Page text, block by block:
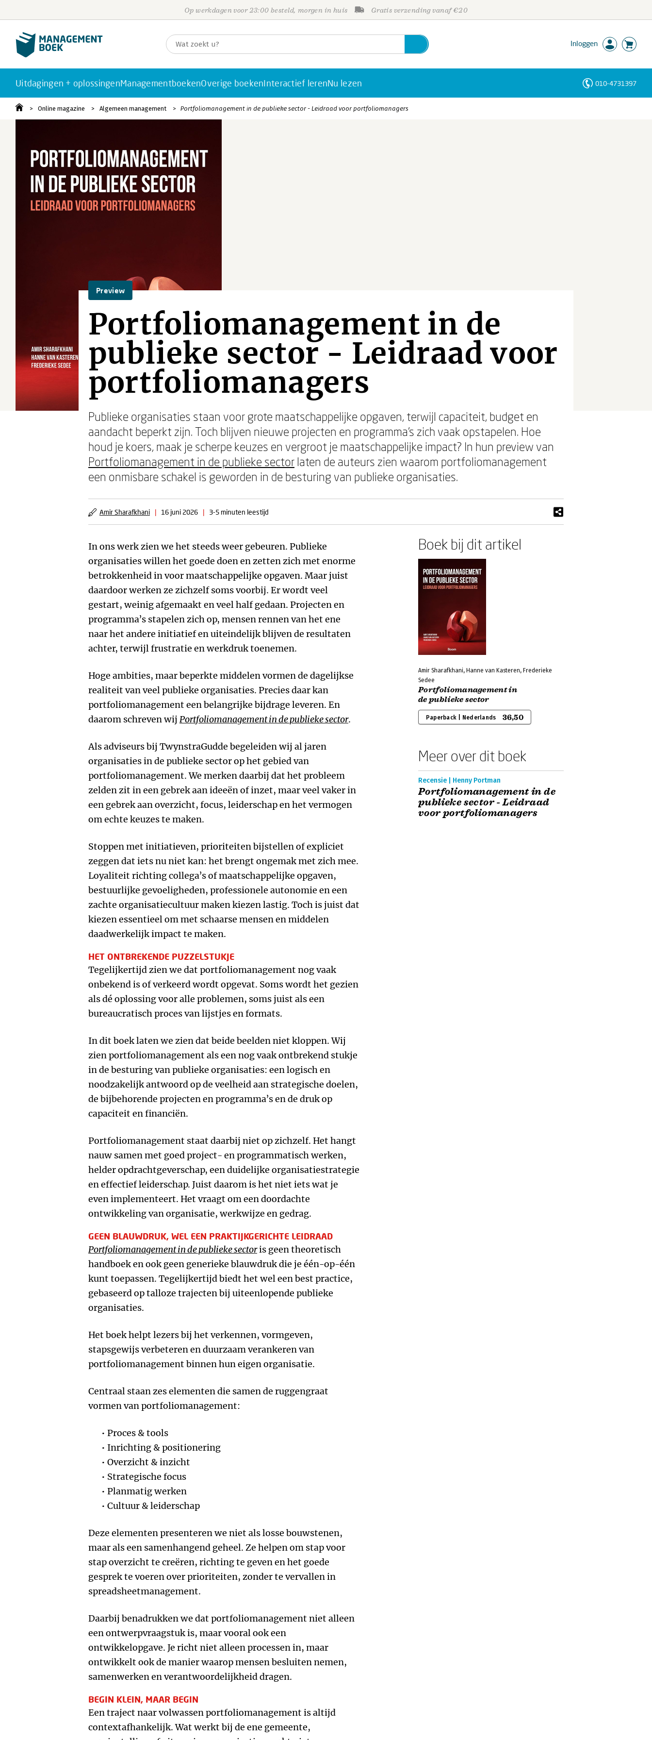
Op werkdagen voor 23:00 besteld, morgen in huis Gratis verzending vanaf €20
Inloggen
Uitdagingen + oplossingenManagementboekenOverige boekenInteractief lerenNu lezen 010-4731397
Online magazine Algemeen management Portfoliomanagement in de publieke sector - Leidraad voor portfoliomanagers
Preview
Portfoliomanagement in de
publieke sector - Leidraad voor
portfoliomanagers
Publieke organisaties staan voor grote maatschappelijke opgaven, terwijl capaciteit, budget en
aandacht beperkt zijn. Toch blijven nieuwe projecten en programma’s zich vaak opstapelen. Hoe
houd je koers, maak je scherpe keuzes en vergroot je maatschappelijke impact? In hun preview van
Portfoliomanagement in de publieke sector laten de auteurs zien waarom portfoliomanagement
een onmisbare schakel is geworden in de besturing van publieke organisaties.
Amir Sharafkhani | 16 juni 2026 | 3-5 minuten leestijd
In ons werk zien we het steeds weer gebeuren. Publieke
organisaties willen het goede doen en zetten zich met enorme
betrokkenheid in voor maatschappelijke opgaven. Maar juist
daardoor werken ze zichzelf soms voorbij. Er wordt veel
gestart, weinig afgemaakt en veel half gedaan. Projecten en
programma’s stapelen zich op, mensen rennen van het ene
naar het andere initiatief en uiteindelijk blijven de resultaten
achter, terwijl frustratie en werkdruk toenemen.
Hoge ambities, maar beperkte middelen vormen de dagelijkse
realiteit van veel publieke organisaties. Precies daar kan
portfoliomanagement een belangrijke bijdrage leveren. En
daarom schreven wij Portfoliomanagement in de publieke sector.
Als adviseurs bij TwynstraGudde begeleiden wij al jaren
organisaties in de publieke sector op het gebied van
portfoliomanagement. We merken daarbij dat het probleem
zelden zit in een gebrek aan ideeën of inzet, maar veel vaker in
een gebrek aan overzicht, focus, leiderschap en het vermogen
om echte keuzes te maken.
Stoppen met initiatieven, prioriteiten bijstellen of expliciet
zeggen dat iets nu niet kan: het brengt ongemak met zich mee.
Loyaliteit richting collega’s of maatschappelijke opgaven,
bestuurlijke gevoeligheden, professionele autonomie en een
zachte organisatiecultuur maken kiezen lastig. Toch is juist dat
kiezen essentieel om met schaarse mensen en middelen
daadwerkelijk impact te maken.
HET ONTBREKENDE PUZZELSTUKJE
Tegelijkertijd zien we dat portfoliomanagement nog vaak
onbekend is of verkeerd wordt opgevat. Soms wordt het gezien
als dé oplossing voor alle problemen, soms juist als een
bureaucratisch proces van lijstjes en formats.
In dit boek laten we zien dat beide beelden niet kloppen. Wij
zien portfoliomanagement als een nog vaak ontbrekend stukje
in de besturing van publieke organisaties: een logisch en
noodzakelijk antwoord op de veelheid aan strategische doelen,
de bijbehorende projecten en programma’s en de druk op
capaciteit en financiën.
Portfoliomanagement staat daarbij niet op zichzelf. Het hangt
nauw samen met goed project- en programmatisch werken,
helder opdrachtgeverschap, een duidelijke organisatiestrategie
en effectief leiderschap. Juist daarom is het niet iets wat je
even implementeert. Het vraagt om een doordachte
ontwikkeling van organisatie, werkwijze en gedrag.
GEEN BLAUWDRUK, WEL EEN PRAKTIJKGERICHTE LEIDRAAD
Portfoliomanagement in de publieke sectoris geen theoretisch
handboek en ook geen generieke blauwdruk die je één-op-één
kunt toepassen. Tegelijkertijd biedt het wel een best practice,
gebaseerd op talloze trajecten bij uiteenlopende publieke
organisaties.
Het boek helpt lezers bij het verkennen, vormgeven,
stapsgewijs verbeteren en duurzaam verankeren van
portfoliomanagement binnen hun eigen organisatie.
Centraal staan zes elementen die samen de ruggengraat
vormen van portfoliomanagement:
Proces & tools
Inrichting & positionering
Overzicht & inzicht
Strategische focus
Planmatig werken
Cultuur & leiderschap
Deze elementen presenteren we niet als losse bouwstenen,
maar als een samenhangend geheel. Ze helpen om stap voor
stap overzicht te creëren, richting te geven en het goede
gesprek te voeren over prioriteiten, zonder te vervallen in
spreadsheetmanagement.
Daarbij benadrukken we dat portfoliomanagement niet alleen
een ontwerpvraagstuk is, maar vooral ook een
ontwikkelopgave. Je richt niet alleen processen in, maar
ontwikkelt ook de manier waarop mensen besluiten nemen,
samenwerken en verantwoordelijkheid dragen.
BEGIN KLEIN, MAAR BEGIN
Een traject naar volwassen portfoliomanagement is altijd
contextafhankelijk. Wat werkt bij de ene gemeente,
Boek bij dit artikel
Amir Sharafkhani, Hanne van Kasteren, Frederieke
Sedee
Portfoliomanagement in
de publieke sector
Paperback | Nederlands 36,50
Meer over dit boek
Recensie | Henny Portman
Portfoliomanagement in de
publieke sector - Leidraad
voor portfoliomanagers
Personen